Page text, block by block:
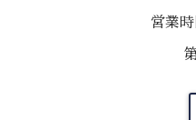
営業